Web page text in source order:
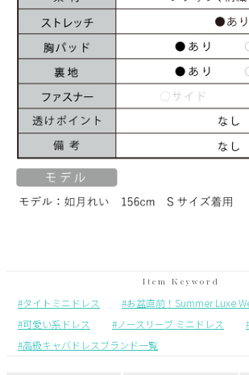
タイトミニドレス
お盆直前！Summer Luxe
可愛い系ドレス
ノースリーブ ミニドレス
高級キャバドレスブランド一覧